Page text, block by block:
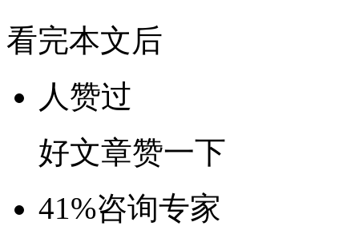
看完本文后
人赞过
好文章赞一下
41%咨询专家